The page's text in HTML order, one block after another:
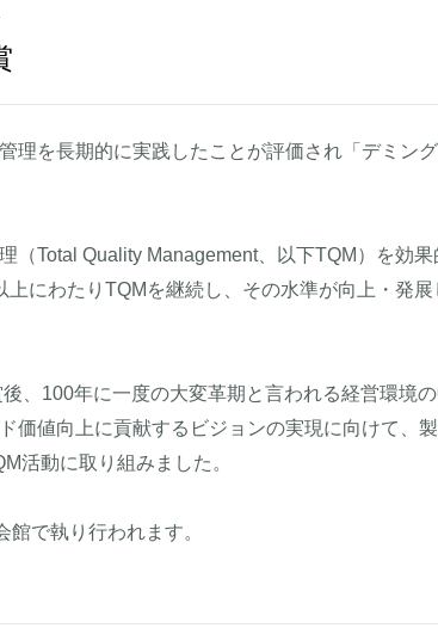
理を長期的に実践したことが評価され「デミン
（Total Quality Management、以下TQM）を効
にわたりTQMを継続し、その水準が向上・発
、100年に一度の大変革期と言われる経営環境
価値向上に貢献するビジョンの実現に向けて、
活動に取り組みました。
で執り行われます。